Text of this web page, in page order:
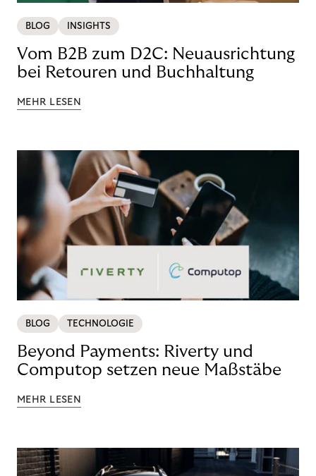
BLOG INSIGHTS
Vom B2B zum D2C: Neuausrichtung
bei Retouren und Buchhaltung
MEHR LESEN
BLOG TECHNOLOGIE
Beyond Payments: Riverty und
Computop setzen neue Maßstäbe
MEHR LESEN